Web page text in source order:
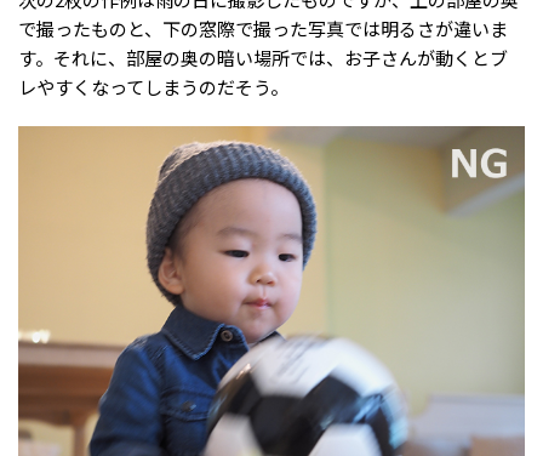
で撮ったものと、下の窓際で撮った写真では明るさが違いま
す。それに、部屋の奥の暗い場所では、お子さんが動くとブ
レやすくなってしまうのだそう。